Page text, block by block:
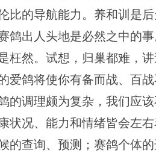
比的导航能力。养和训是
鸽出人头地是必然之中的
枉然。试想，归巢都难，
爱鸽将使你有备而战、百战
的调理颇为复杂，我们应
状况、能力和情绪皆会左
的查询、预测；赛鸽个体